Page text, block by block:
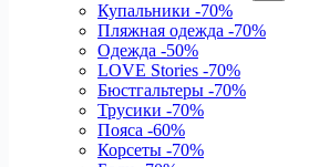
Купальники -70%
Пляжная одежда -70%
Одежда -50%
LOVE Stories -70%
Бюстгальтеры -70%
Трусики -70%
Пояса -60%
Корсеты -70%